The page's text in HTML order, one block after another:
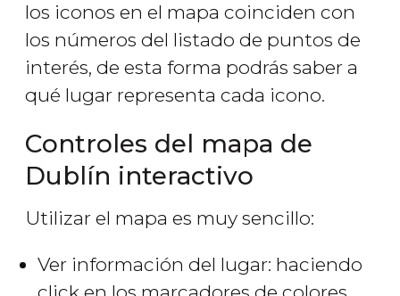
los iconos en el mapa coinciden con
los números del listado de puntos de
interés, de esta forma podrás saber a
qué lugar representa cada icono.
Controles del mapa de
Dublín interactivo
Utilizar el mapa es muy sencillo:
Ver información del lugar: haciendo